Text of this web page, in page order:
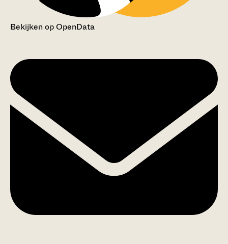
Bekijken op OpenData